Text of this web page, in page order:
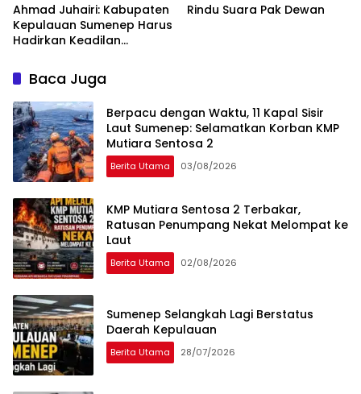
Ahmad Juhairi: Kabupaten
Kepulauan Sumenep Harus
Hadirkan Keadilan
Sekadar Ganti Nama
Rindu Suara Pak Dewan
Baca Juga
Berpacu dengan Waktu, 11 Kapal Sisir
Laut Sumenep: Selamatkan Korban KMP
Mutiara Sentosa 2
Berita Utama 03/08/2026
KMP Mutiara Sentosa 2 Terbakar,
Ratusan Penumpang Nekat Melompat ke
Laut
Berita Utama 02/08/2026
Sumenep Selangkah Lagi Berstatus
Daerah Kepulauan
Berita Utama 28/07/2026